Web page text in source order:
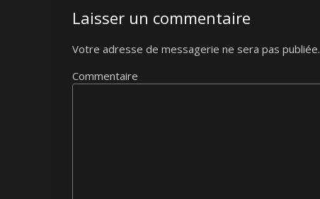
Laisser un commentaire
Votre adresse de messagerie ne sera pas publiée.
Commentaire